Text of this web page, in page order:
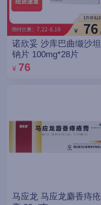
诺欣妥 沙库巴曲缬沙坦
钠片 100mg*28片
¥ 76
马应龙 马应龙麝香痔疮